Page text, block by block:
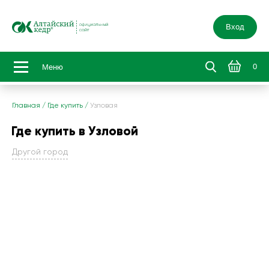
Вход
Меню 0
Главная / Где купить / Узловая
Где купить в Узловой
Другой город